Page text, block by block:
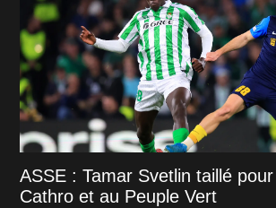
ASSE : Tamar Svetlin taillé
Cathro et au Peuple Vert